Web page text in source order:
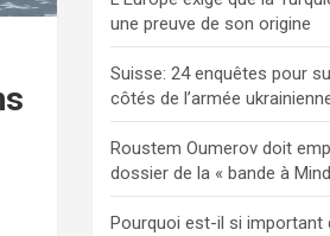
une preuve de son origine
Suisse: 24 enquêtes pour
côtés de l’armée
Roustem Oumerov doit
dossier de la « bande à
Pourquoi est-il si important